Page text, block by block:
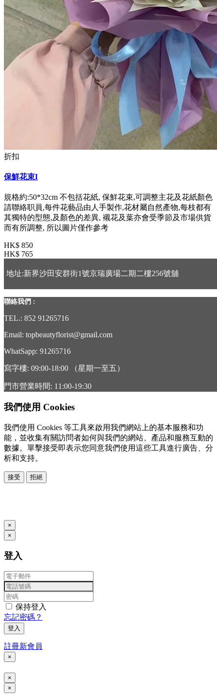
折扣
保鮮花束I
規格約:50*32cm 不包括花紙, 保鮮花束,可調整主花及花紙顏色
請聯絡职員,每件花藝品由人手製作,花材屬自然產物,每枝都有
其獨特的型態,及顏色的差異, 襯花及葉亦會受季節及市場供貨
而有所調整, 所以圖片僅作參考
HK$ 850
HK$ 765
地址:新界沙田安群街1號京瑞廣場二期二樓256號舖
聯絡我們 :
TEL.: 852 91265716
Email: topbeautyflorist@gmail.com
WhatSapp: 91265716
寫字樓: 09:00-18:00 （星期一至五）
門市營業時間: 11:00-19:30
我們使用 Cookies
我們使用 Cookies 等工具來啟用我們網站上的基本服務和功
能，並收集有關訪問者如何與我們的網站、產品和服務互動的
數據。單擊接受即表示您同意我們使用這些工具進行廣告、分
析和支持。
接受 拒絕
×
×
登入
保持登入
忘記密碼？
登入
註冊新會員
×
×
×